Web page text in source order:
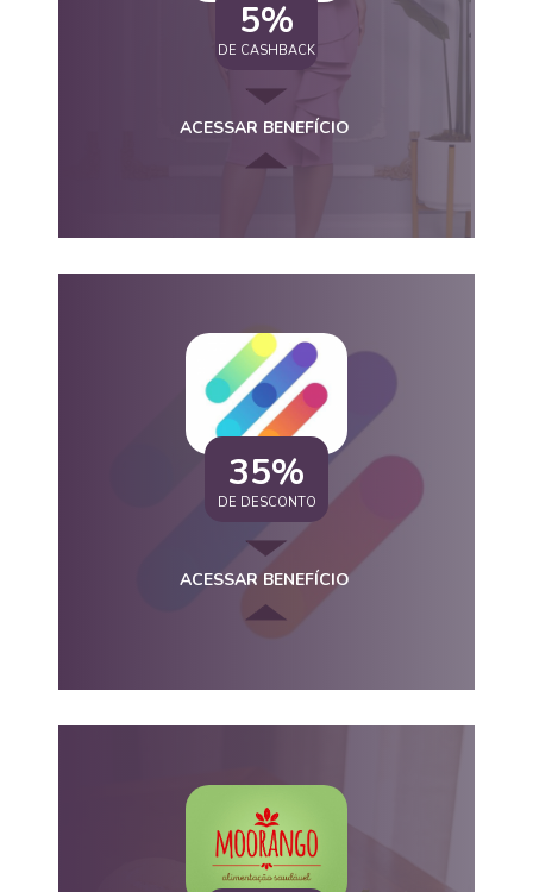
5%
DE CASHBACK
ACESSAR BENEFÍCIO
35%
DE DESCONTO
ACESSAR BENEFÍCIO